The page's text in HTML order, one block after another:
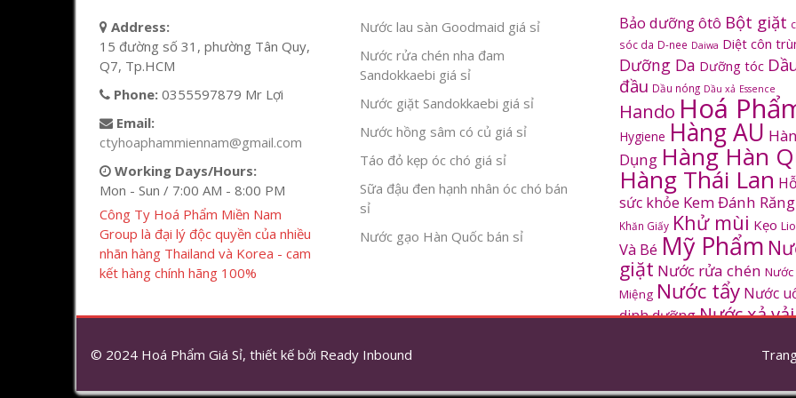
Address:
15 đường số 31, phường Tân Quy,
Q7, Tp.HCM
Phone: 0355597879 Mr Lợi
Email:
ctyhoaphammiennam@gmail.com
Working Days/Hours:
Mon - Sun / 7:00 AM - 8:00 PM
Công Ty Hoá Phẩm Miền Nam
Group là đại lý độc quyền của nhiều
nhãn hàng Thailand và Korea - cam
kết hàng chính hãng 100%
Nước lau sàn Goodmaid giá sỉ
Nước rửa chén nha đam
Sandokkaebi giá sỉ
Nước giặt Sandokkaebi giá sỉ
Nước hồng sâm có củ giá sỉ
Táo đỏ kẹp óc chó giá sỉ
Sữa đậu đen hạnh nhân óc chó bán
sỉ
Nước gạo Hàn Quốc bán sỉ
Bảo dưỡng ôtô Bột giặt
sóc da D-nee Daiwa Diệt côn
Dưỡng Da Dưỡng tóc
đầu Dầu nóng Dầu xả Essence
Hando Hoá
Hygiene Hàng AU
Dụng Hàng Hàn
Hàng Thái Lan
sức khỏe Kem Đánh Răng
Khăn Giấy Khử mùi Kẹo
Và Bé Mỹ Phẩm
giặt Nước rửa chén Nước
Miệng Nước tẩy Nước
dinh dưỡngNước xả vải
Sâm Hàn Quốc
© 2024 Hoá Phẩm Giá Sỉ, thiết kế bởi Ready Inbound